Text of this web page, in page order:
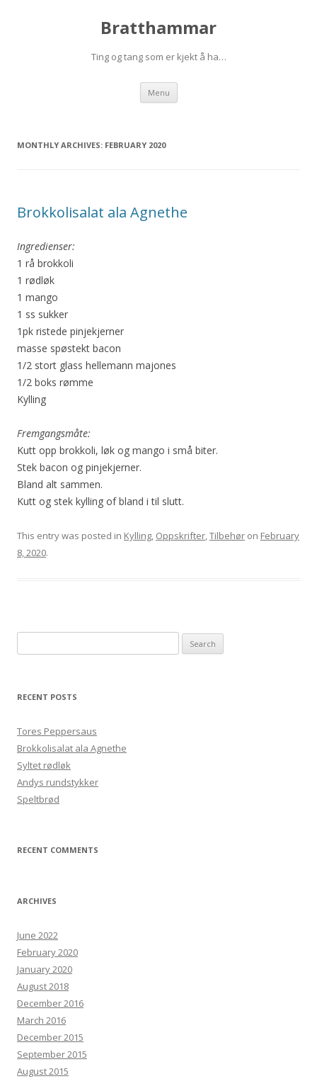
Bratthammar
Ting og tang som er kjekt å ha…
Menu Skip
content
MONTHLY ARCHIVES: FEBRUARY 2020
Brokkolisalat ala Agnethe
Ingredienser:
1 rå brokkoli
1 rødløk
1 mango
1 ss sukker
1pk ristede pinjekjerner
masse spøstekt bacon
1/2 stort glass hellemann majones
1/2 boks rømme
Kylling
Fremgangsmåte:
Kutt opp brokkoli, løk og mango i små biter.
Stek bacon og pinjekjerner.
Bland alt sammen.
Kutt og stek kylling of bland i til slutt.
This entry was posted in Kylling, Oppskrifter,Tilbehør on February
8, 2020.
for:
RECENT POSTS
Tores Peppersaus
Brokkolisalat ala Agnethe
Syltet rødløk
Andys rundstykker
Speltbrød
RECENT COMMENTS
ARCHIVES
June 2022
February 2020
January 2020
August 2018
December 2016
March 2016
December 2015
September 2015
August 2015